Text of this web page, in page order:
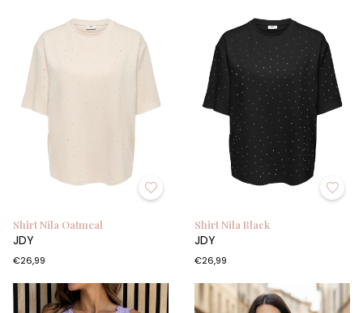
Shirt Nila Oatmeal
JDY
€26,99
Shirt Nila Black
JDY
€26,99